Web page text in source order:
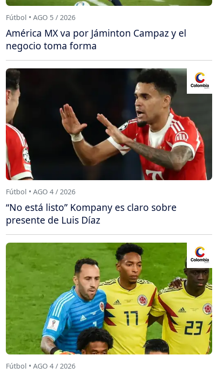
Fútbol • AGO 5 / 2026
América MX va por Jáminton Campaz y el
negocio toma forma
Fútbol • AGO 4 / 2026
“No está listo” Kompany es claro sobre
presente de Luis Díaz
Fútbol • AGO 4 / 2026